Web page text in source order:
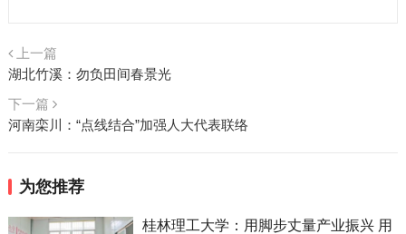
上一篇
湖北竹溪：勿负田间春景光
下一篇
河南栾川：“点线结合”加强人大代表联络
为您推荐
桂林理工大学：用脚步丈量产业振兴 用